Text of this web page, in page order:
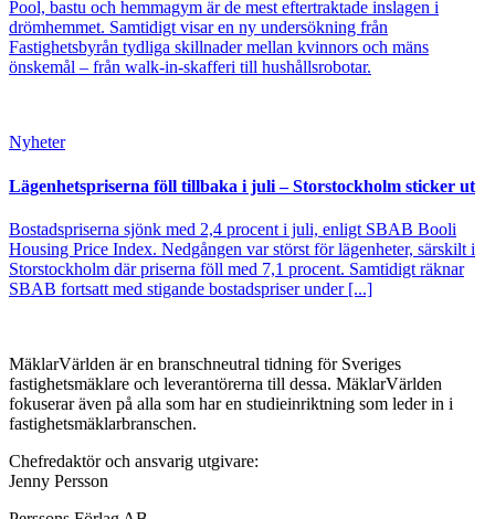
Pool, bastu och hemmagym är de mest eftertraktade inslagen i
drömhemmet. Samtidigt visar en ny undersökning från
Fastighetsbyrån tydliga skillnader mellan kvinnors och mäns
önskemål – från walk-in-skafferi till hushållsrobotar.
Nyheter
Lägenhetspriserna föll tillbaka i juli – Storstockholm sticker ut
Bostadspriserna sjönk med 2,4 procent i juli, enligt SBAB Booli
Housing Price Index. Nedgången var störst för lägenheter, särskilt i
Storstockholm där priserna föll med 7,1 procent. Samtidigt räknar
SBAB fortsatt med stigande bostadspriser under [...]
MäklarVärlden är en branschneutral tidning för Sveriges
fastighetsmäklare och leverantörerna till dessa. MäklarVärlden
fokuserar även på alla som har en studieinriktning som leder in i
fastighetsmäklarbranschen.
Chefredaktör och ansvarig utgivare:
Jenny Persson